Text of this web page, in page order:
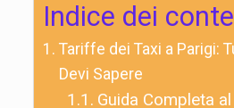
Indice dei
Tariffe dei Taxi a Parigi:
Devi Sapere
Guida Completa